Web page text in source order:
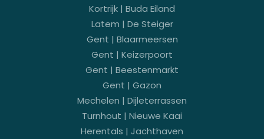
Kortrijk | Buda Eiland
Latem | De Steiger
Gent | Blaarmeersen
Gent | Keizerpoort
Gent | Beestenmarkt
Gent | Gazon
Mechelen | Dijleterrassen
Turnhout | Nieuwe Kaai
Herentals | Jachthaven